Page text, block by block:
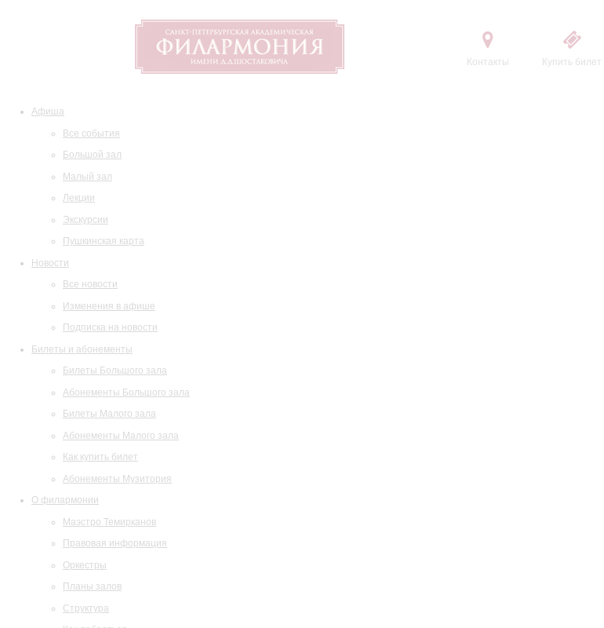
Контакты Купить билет
Афиша
Все события
Большой зал
Малый зал
Лекции
Экскурсии
Пушкинская карта
Новости
Все новости
Изменения в афише
Подписка на новости
Билеты и абонементы
Билеты Большого зала
Абонементы Большого зала
Билеты Малого зала
Абонементы Малого зала
Как купить билет
Абонементы Музитория
О филармонии
Маэстро Темирканов
Правовая информация
Оркестры
Планы залов
Структура